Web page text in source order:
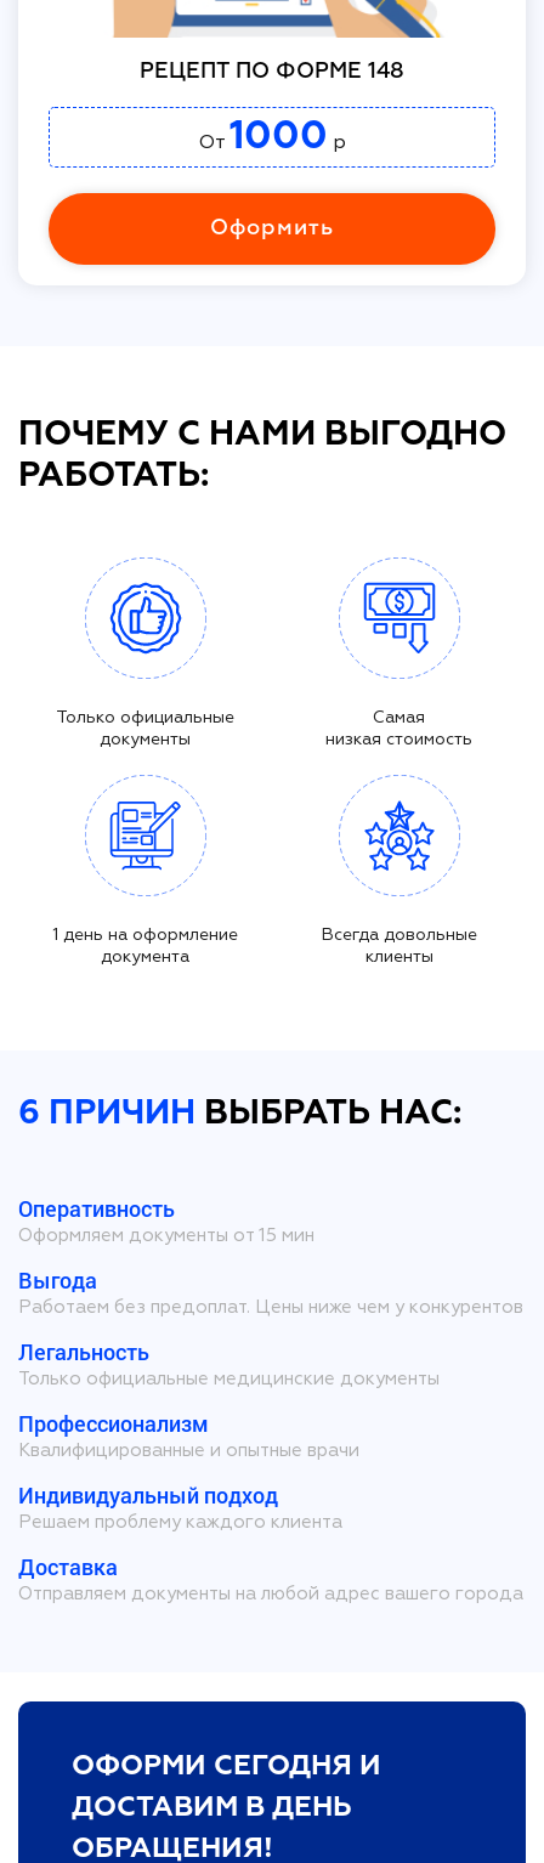
РЕЦЕПТ ПО ФОРМЕ 148
От 1000 р
Оформить
ПОЧЕМУ С НАМИ ВЫГОДНО
РАБОТАТЬ:
Только официальные
документы
Самая
низкая стоимость
1 день на оформление
документа
Всегда довольные
клиенты
6 ПРИЧИН ВЫБРАТЬ НАС:
Оперативность
Оформляем документы от 15 мин
Выгода
Работаем без предоплат. Цены ниже чем у конкурентов
Легальность
Только официальные медицинские документы
Профессионализм
Квалифицированные и опытные врачи
Индивидуальный подход
Решаем проблему каждого клиента
Доставка
Отправляем документы на любой адрес вашего города
ОФОРМИ СЕГОДНЯ И
ДОСТАВИМ В ДЕНЬ
ОБРАЩЕНИЯ!